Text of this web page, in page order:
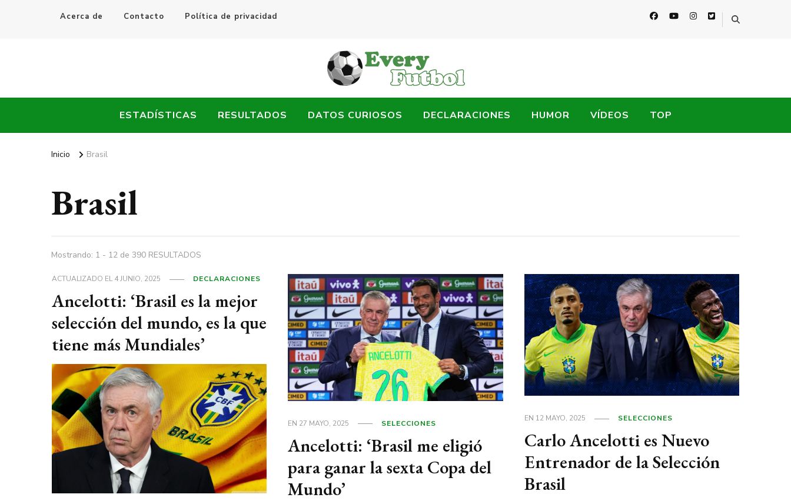
Acerca de Contacto Política de privacidad
Every Fútbol
ESTADÍSTICAS RESULTADOS DATOS CURIOSOS DECLARACIONES HUMOR VÍDEOS TOP
Inicio Brasil
Brasil
Mostrando: 1 - 12 de 390 RESULTADOS
ACTUALIZADO EL4 JUNIO, 2025 DECLARACIONES
Ancelotti: ‘Brasil es la mejor
selección del mundo, es la que
tiene más Mundiales’
EN 27 MAYO, 2025 SELECCIONES
Ancelotti: ‘Brasil me eligió
para ganar la sexta Copa del
Mundo’
EN 12 MAYO, 2025 SELECCIONES
Carlo Ancelotti es Nuevo
Entrenador de la Selección
Brasil